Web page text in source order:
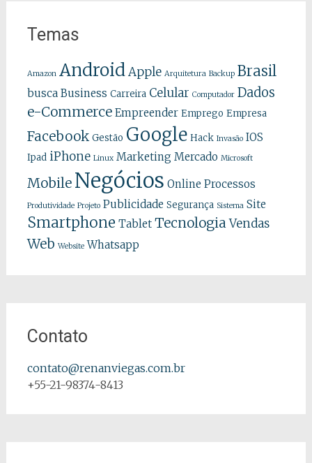
Temas
Amazon AndroidApple Arquitetura Backup Brasil
busca Business Carreira Celular Computador Dados
e-Commerce Empreender Emprego Empresa
Facebook Gestão Google Hack Invasão IOS
Ipad iPhone Linux Marketing Mercado Microsoft
Mobile Negócios Online Processos
Produtividade Projeto Publicidade Segurança Sistema Site
Smartphone Tablet TecnologiaVendas
Web Website Whatsapp
Contato
contato@renanviegas.com.br
+55-21-98374-8413